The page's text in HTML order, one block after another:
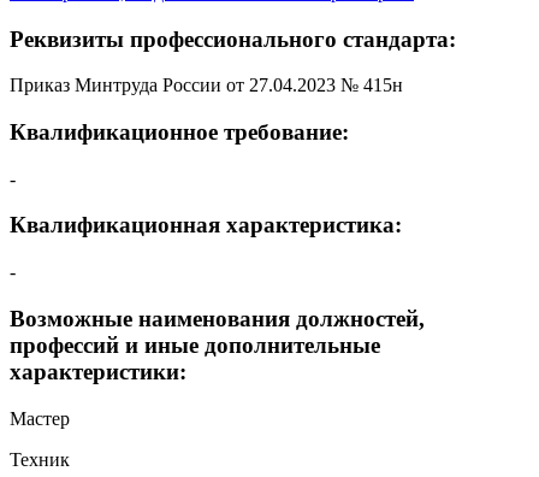
Реквизиты профессионального стандарта:
Приказ Минтруда России от 27.04.2023 № 415н
Квалификационное требование:
-
Квалификационная характеристика:
-
Возможные наименования должностей,
профессий и иные дополнительные
характеристики:
Мастер
Техник